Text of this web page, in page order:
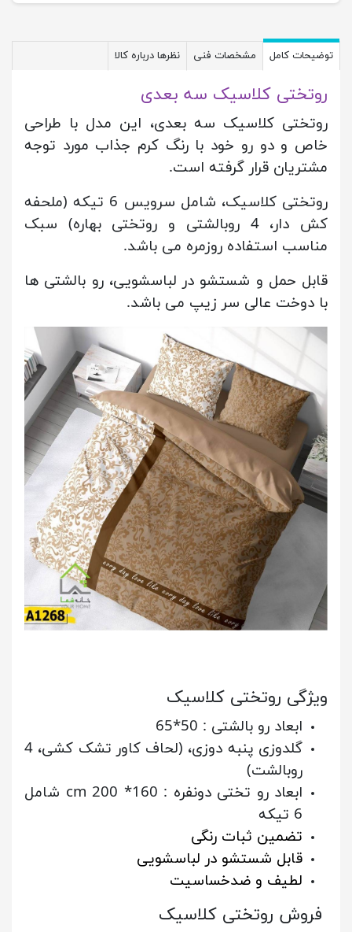
توضیحات کامل مشخصات فنی نظرها درباره کالا
روتختی کلاسیک سه بعدی
روتختی کلاسیک سه بعدی، این مدل با طراحی
خاص و دو رو خود با رنگ کرم جذاب مورد توجه
مشتریان قرار گرفته است.
روتختی کلاسیک، شامل سرویس 6 تیکه (ملحفه
کش دار، 4 روبالشتی و روتختی بهاره) سبک
مناسب استفاده روزمره می باشد.
قابل حمل و شستشو در لباسشویی، رو بالشتی ها
با دوخت عالی سر زیپ می باشد.
ویژگی روتختی کلاسیک
ابعاد رو بالشتی : 50*65
گلدوزی پنبه دوزی،
(لحاف کاور تشک کشی، 4
روبالشت)
ابعاد رو تختی دونفره : 160* 200 cm شامل
6 تیکه
تضمین ثبات رنگی
قابل شستشو در لباسشویی
لطیف و ضدخساسیت
فروش روتختی کلاسیک